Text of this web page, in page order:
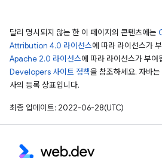
달리 명시되지 않는 한 이 페이지의 콘텐츠에는
Attribution 4.0 라이선스에 따라 라이선스가
Apache 2.0 라이선스에 따라 라이선스가 부여
Developers 사이트 정책을 참조하세요. 자바
사의 등록 상표입니다.
최종 업데이트: 2022-06-28(UTC)